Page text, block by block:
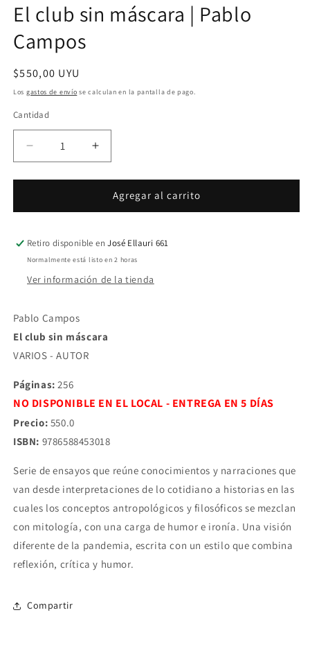
ventana
modal
El club sin máscara | Pablo
Campos
Precio
habitual
$550,00 UYU
Los gastos de envío se calculan en la pantalla de pago.
Cantidad
Cantidad
Reducir
cantidad
para
club
máscara
Campos
Aumentar
cantidad
para
club
máscara
Campos
Agregar al carrito
Retiro disponible enJosé Ellauri 661
Normalmente está listo en 2 horas
Ver información de la tienda
Pablo Campos
El club sin máscara
VARIOS - AUTOR
Páginas: 256
NO DISPONIBLE EN EL LOCAL - ENTREGA EN 5 DÍAS
Precio: 550.0
ISBN: 9786588453018
Serie de ensayos que reúne conocimientos y narraciones que
van desde interpretaciones de lo cotidiano a historias en las
cuales los conceptos antropológicos y filosóficos se mezclan
con mitología, con una carga de humor e ironía. Una visión
diferente de la pandemia, escrita con un estilo que combina
reflexión, crítica y humor.
Compartir